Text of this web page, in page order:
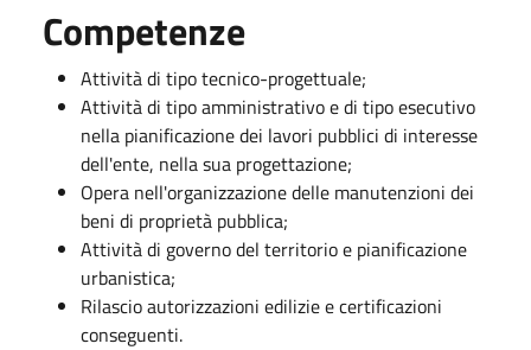
Competenze
Attività di tipo tecnico-progettuale;
Attività di tipo amministrativo e di tipo esecutivo
nella pianificazione dei lavori pubblici di interesse
dell'ente, nella sua progettazione;
Opera nell'organizzazione delle manutenzioni dei
beni di proprietà pubblica;
Attività di governo del territorio e pianificazione
urbanistica;
Rilascio autorizzazioni edilizie e certificazioni
conseguenti.